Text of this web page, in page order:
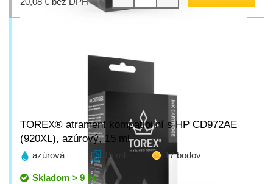
TOREX® atrament kompatibilní s HP CD972AE
(920XL), azúrový, 15 ml
azúrová 15 ml 17 bodov
Skladom > 9 ks